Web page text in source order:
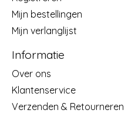
Mijn bestellingen
Mijn verlanglijst
Informatie
Over ons
Klantenservice
Verzenden & Retourneren